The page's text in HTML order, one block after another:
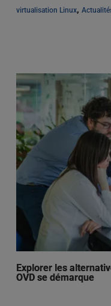
virtualisation Linux,
Explorer les
OVD se démarque